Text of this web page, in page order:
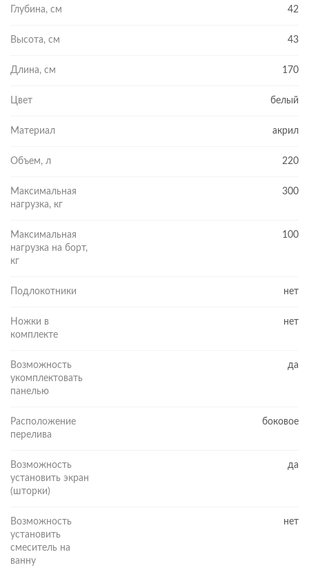
Глубина, см 42
Высота, см 43
Длина, см 170
Цвет белый
Материал акрил
Объем, л 220
Максимальная
нагрузка, кг
300
Максимальная
нагрузка на борт,
кг
100
Подлокотники нет
Ножки в
комплекте
нет
Возможность
укомплектовать
панелью
да
Расположение
перелива
боковое
Возможность
установить экран
(шторки)
да
Возможность
установить
смеситель на
ванну
нет